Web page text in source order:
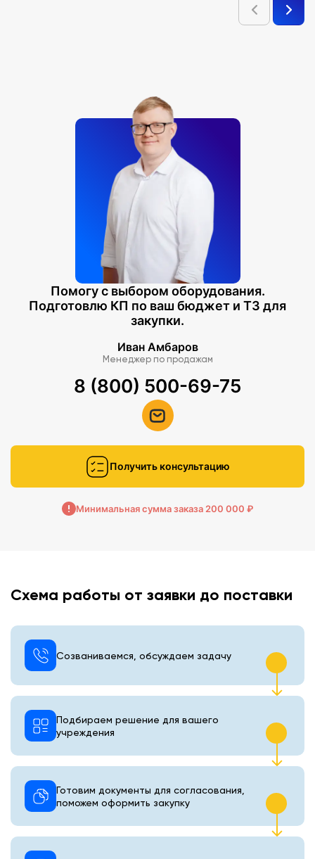
Помогу с выбором оборудования.
Подготовлю КП по ваш бюджет и ТЗ для
закупки.
Иван Амбаров
Менеджер по продажам
8 (800) 500-69-75
Получить консультацию
Минимальная сумма заказа 200 000 ₽
Схема работы от заявки до поставки
Созваниваемся, обсуждаем задачу
Подбираем решение для вашего
учреждения
Готовим документы для согласования,
поможем оформить закупку